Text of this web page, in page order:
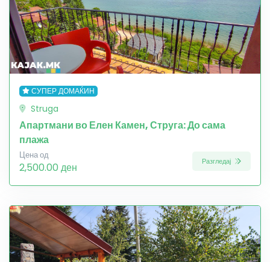
СУПЕР ДОМАЌИН
Struga
Апартмани во Елен Камен, Струга: До сама
плажа
Цена од
2,500.00 ден Разгледај